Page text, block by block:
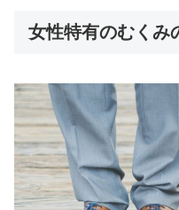
女性特有のむくみ